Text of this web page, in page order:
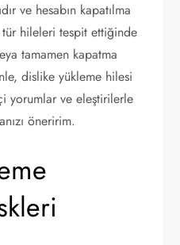
ve hesabın kapatılma
tür hileleri tespit ettiğinde
tamamen kapatma
dislike yükleme hilesi
yorumlar ve eleştirilerle
öneririm.